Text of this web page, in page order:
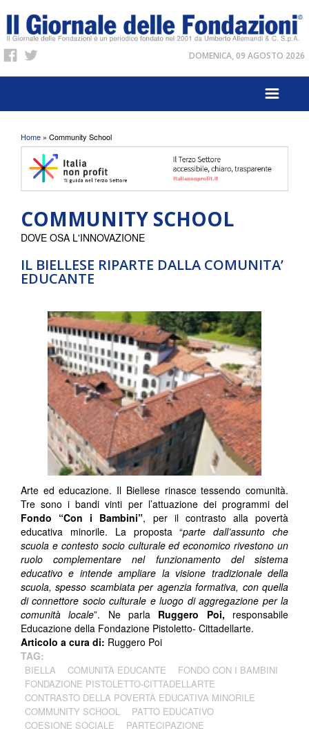
DOMENICA, 09 AGOSTO 2026
Tu sei qui
Home » Community School
COMMUNITY SCHOOL
IL BIELLESE RIPARTE DALLA COMUNITA’
EDUCANTE
DOVE OSA L'INNOVAZIONE
Arte ed educazione. Il Biellese rinasce tessendo comunità.
Tre sono i bandi vinti per l’attuazione dei programmi del
Fondo “Con i Bambini”, per il contrasto alla povertà
educativa minorile. La proposta “parte dall’assunto che
scuola e contesto socio culturale ed economico rivestono un
ruolo complementare nel funzionamento del sistema
educativo e intende ampliare la visione tradizionale della
scuola, spesso scambiata per agenzia formativa, con quella
di connettore socio culturale e luogo di aggregazione per la
comunità locale”. Ne parla Ruggero Poi, responsabile
Educazione della Fondazione Pistoletto- Cittadellarte.
Articolo a cura di: Ruggero Poi
TAG:
BIELLA COMUNITÀ EDUCANTE
FONDO CON I BAMBINI
FONDAZIONE PISTOLETTO-CITTADELLARTE
CONTRASTO DELLA POVERTÀ EDUCATIVA MINORILE
COMMUNITY SCHOOL
PATTO EDUCATIVO
COESIONE SOCIALE
PARTECIPAZIONE